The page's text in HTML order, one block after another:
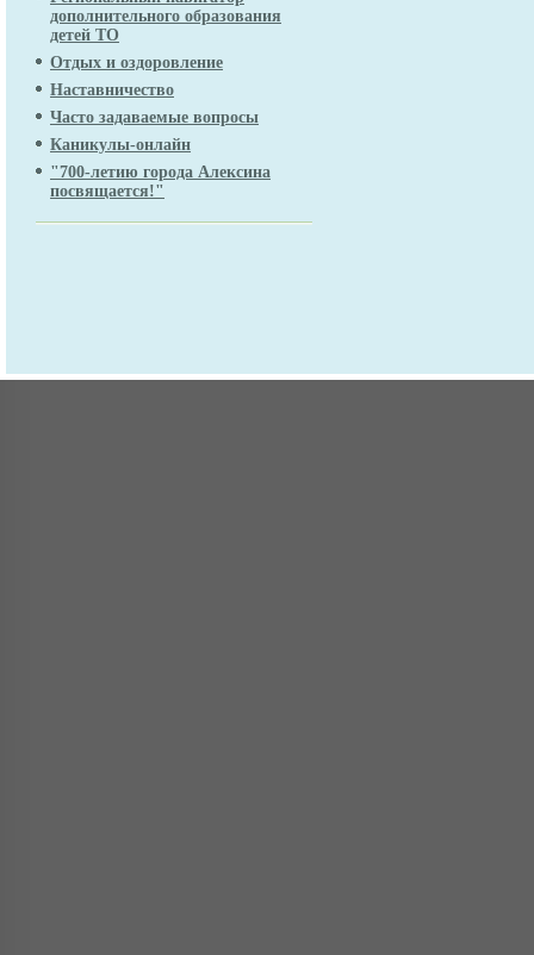
дополнительного образования
детей ТО
Отдых и оздоровление
Наставничество
Часто задаваемые вопросы
Каникулы-онлайн
"700-летию города Алексина
посвящается!"